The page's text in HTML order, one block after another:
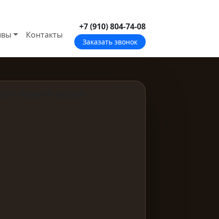
Контакты
+7 (910) 804-74-08
Заказать звонок